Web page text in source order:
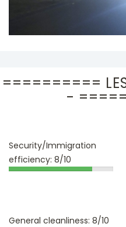
==========
-
Security/Immigration
efficiency: 8/10
General cleanliness: 8/10